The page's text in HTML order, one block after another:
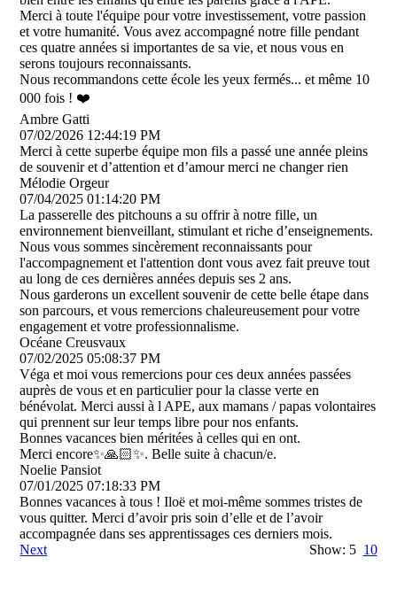
Merci à toute l'équipe pour votre investissement, votre passion
et votre humanité. Vous avez accompagné notre fille pendant
ces quatre années si importantes de sa vie, et nous vous en
serons toujours reconnaissants.
Nous recommandons cette école les yeux fermés... et même 10
000 fois ! ❤️
Ambre Gatti
07/02/2026 12:44:19 PM
Merci à cette superbe équipe mon fils a passé une année pleins
de souvenir et d’attention et d’amour merci ne changer rien
Mélodie Orgeur
07/04/2025 01:14:20 PM
La passerelle des pitchouns a su offrir à notre fille, un
environnement bienveillant, stimulant et riche d’enseignements.
Nous vous sommes sincèrement reconnaissants pour
l'accompagnement et l'attention dont vous avez fait preuve tout
au long de ces dernières années depuis ses 2 ans.
Nous garderons un excellent souvenir de cette belle étape dans
son parcours, et vous remercions chaleureusement pour votre
engagement et votre professionnalisme.
Océane Creusvaux
07/02/2025 05:08:37 PM
Véga et moi vous remercions pour ces deux années passées
auprès de vous et en particulier pour la classe verte en
bénévolat. Merci aussi à l APE, aux mamans / papas volontaires
qui prennent sur leur temps libre pour nos enfants.
Bonnes vacances bien méritées à celles qui en ont.
Merci encore✨🙏🏻✨. Belle suite à chacun/e.
Noelie Pansiot
07/01/2025 07:18:33 PM
Bonnes vacances à tous ! Iloë et moi-même sommes tristes de
vous quitter. Merci d’avoir pris soin d’elle et de l’avoir
accompagnée dans ses apprentissages ces derniers mois.
Next
Show: 5 10